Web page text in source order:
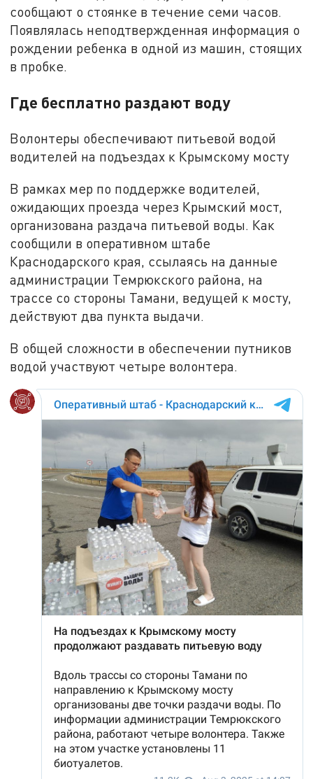
сообщают о стоянке в течение семи часов.
Появлялась неподтвержденная информация о
рождении ребенка в одной из машин, стоящих
в пробке.
Где бесплатно раздают воду
Волонтеры обеспечивают питьевой водой
водителей на подъездах к Крымскому мосту
В рамках мер по поддержке водителей,
ожидающих проезда через Крымский мост,
организована раздача питьевой воды. Как
сообщили в оперативном штабе
Краснодарского края, ссылаясь на данные
администрации Темрюкского района, на
трассе со стороны Тамани, ведущей к мосту,
действуют два пункта выдачи.
В общей сложности в обеспечении путников
водой участвуют четыре волонтера.